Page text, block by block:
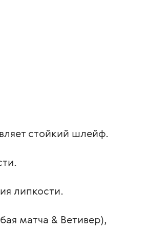
стойкий шлейф.
липкости.
матча & Ветивер),